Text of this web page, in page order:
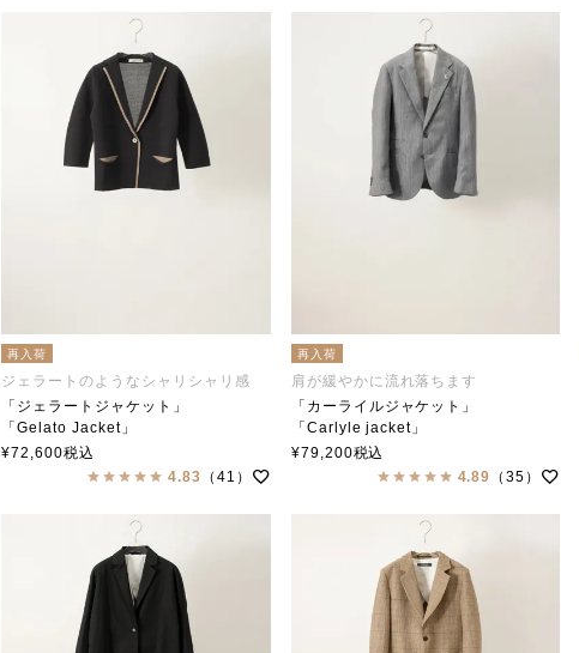
再入荷
ジェラートのようなシャリシャリ感
「ジェラートジャケット」
「Gelato Jacket」
soutiencollar（ステンカラー）
¥72,600税込
4.83 （41）
再入荷
肩が緩やかに流れ落ちます
「カーライルジャケット」
「Carlyle jacket」
soutiencollar（ステンカラー）
¥79,200税込
4.89 （35）